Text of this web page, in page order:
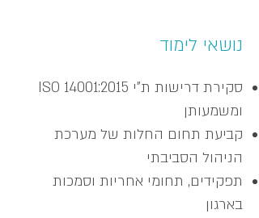
נושאי לימוד
סקירת דרישות ת"י ISO 14001:2015
ומשמעותן
קביעת תחום החלות של מערכת
הניהול הסביבתי
תפקידים, תחומי אחריות וסמכות
בארגון